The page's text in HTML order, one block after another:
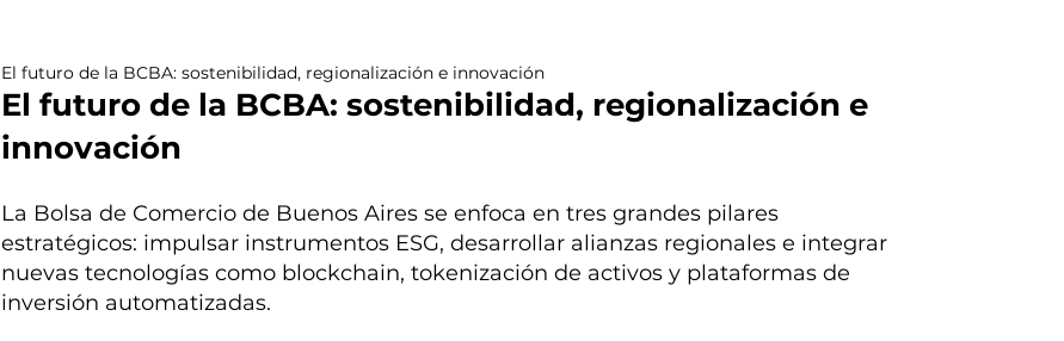
El futuro de la BCBA: sostenibilidad, regionalización e innovación
El futuro de la BCBA: sostenibilidad, regionalización e
innovación
La Bolsa de Comercio de Buenos Aires se enfoca en tres grandes pilares
estratégicos: impulsar instrumentos ESG, desarrollar alianzas regionales e integrar
nuevas tecnologías como blockchain, tokenización de activos y plataformas de
inversión automatizadas.